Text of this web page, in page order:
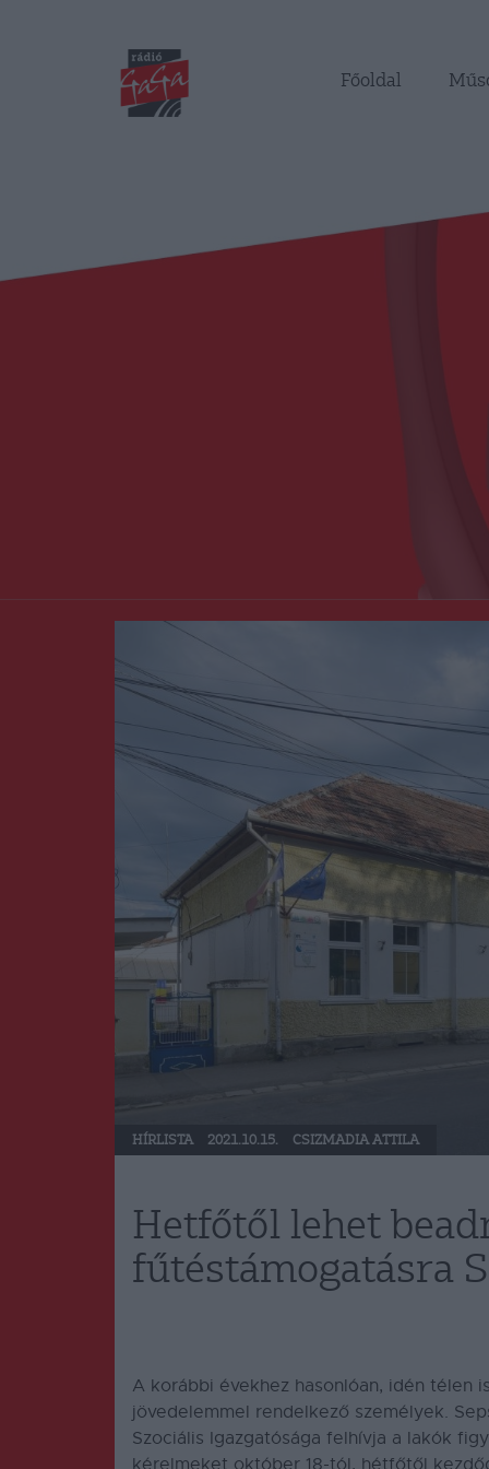
Főoldal
HÍRLISTA 2021.10.15. CSIZMADIA ATTILA
Hetfőtől lehet
fűtéstámogatásra
A korábbi évekhez hasonlóan, idén télen
jövedelemmel rendelkező személyek.
Szociális Igazgatósága felhívja a lakók